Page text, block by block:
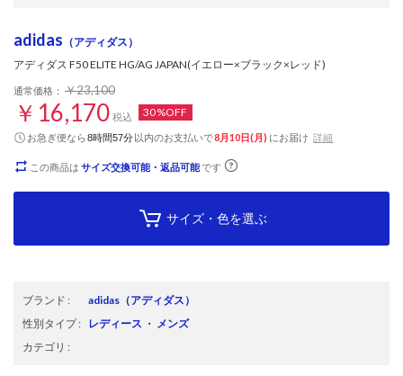
adidas （アディダス）
アディダス F50 ELITE HG/AG JAPAN(イエロー×ブラック×レッド)
通常価格： ￥23,100
￥16,170 税込 30%OFF
お急ぎ便なら8時間57分以内のお支払いで8月10日(月) にお届け 詳細
この商品は サイズ交換可能・返品可能です
サイズ・色を選ぶ
ブランド : adidas （アディダス）
性別タイプ: レディース ・
メンズ
カテゴリ :